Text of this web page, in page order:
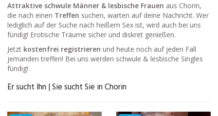
Attraktive schwule Männer & lesbische Frauen aus Chorin,
die nach einen Treffen suchen, warten auf deine Nachricht. Wer
lediglich auf der Suche nach heißem Sex ist, wird auch bei uns
fündig! Erotische Träume sicher und diskret genießen.
Jetzt kostenfrei registrieren und heute noch auf jeden Fall
jemanden treffen! Bei uns werden schwule & lesbische Singles
fündig!
Er sucht Ihn | Sie sucht Sie in Chorin